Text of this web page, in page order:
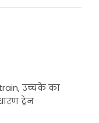
, उच्चके का
ट्रेन